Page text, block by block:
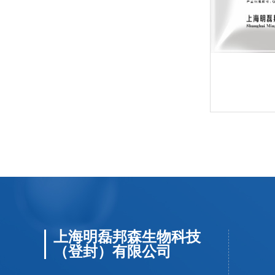
上海明磊邦森生物科技
（登封）有限公司